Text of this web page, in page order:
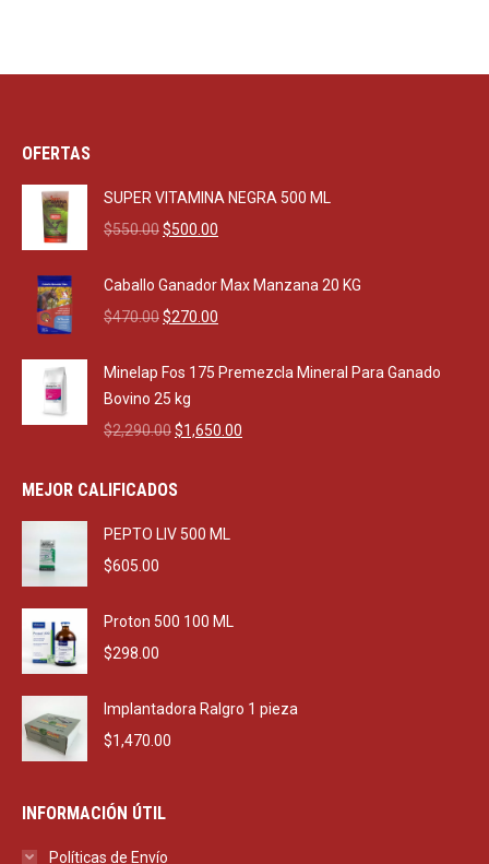
OFERTAS
SUPER VITAMINA NEGRA 500 ML
$550.00Original
was:
$550.00.
$500.00
is:
Caballo Ganador Max Manzana 20 KG
$470.00Original
was:
$470.00.
$270.00
is:
Minelap Fos 175 Premezcla Mineral Para Ganado
Bovino 25 kg
$2,290.00Original
was:
$1,650.00
MEJOR CALIFICADOS
PEPTO LIV 500 ML
$605.00
Proton 500 100 ML
$298.00
Implantadora Ralgro 1 pieza
$1,470.00
INFORMACIÓN ÚTIL
Políticas de Envío